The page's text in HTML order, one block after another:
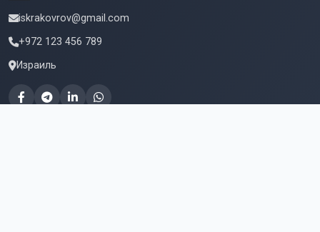
iskrakovrov@gmail.com
+972 123 456 789
Израиль